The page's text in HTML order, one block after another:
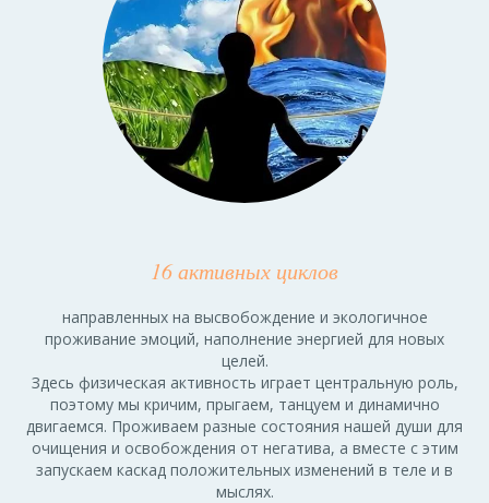
16 активных циклов
направленных на высвобождение и экологичное
проживание эмоций, наполнение энергией для новых
целей.
Здесь физическая активность играет центральную роль,
поэтому мы кричим, прыгаем, танцуем и динамично
двигаемся. Проживаем разные состояния нашей души для
очищения и освобождения от негатива, а вместе с этим
запускаем каскад положительных изменений в теле и в
мыслях.